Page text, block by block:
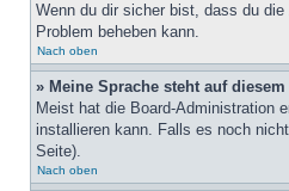
Wenn du dir sicher bist, dass du
Problem beheben kann.
Nach oben
» Meine Sprache steht auf
Meist hat die Board-Administration
installieren kann. Falls es noch
Seite).
Nach oben